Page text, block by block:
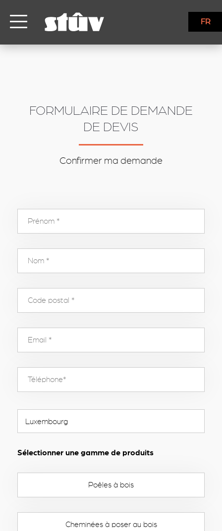
FR
FORMULAIRE DE DEMANDE
DE DEVIS
Confirmer ma demande
Sélectionner une gamme de produits
Poêles à bois
Cheminées à poser au bois